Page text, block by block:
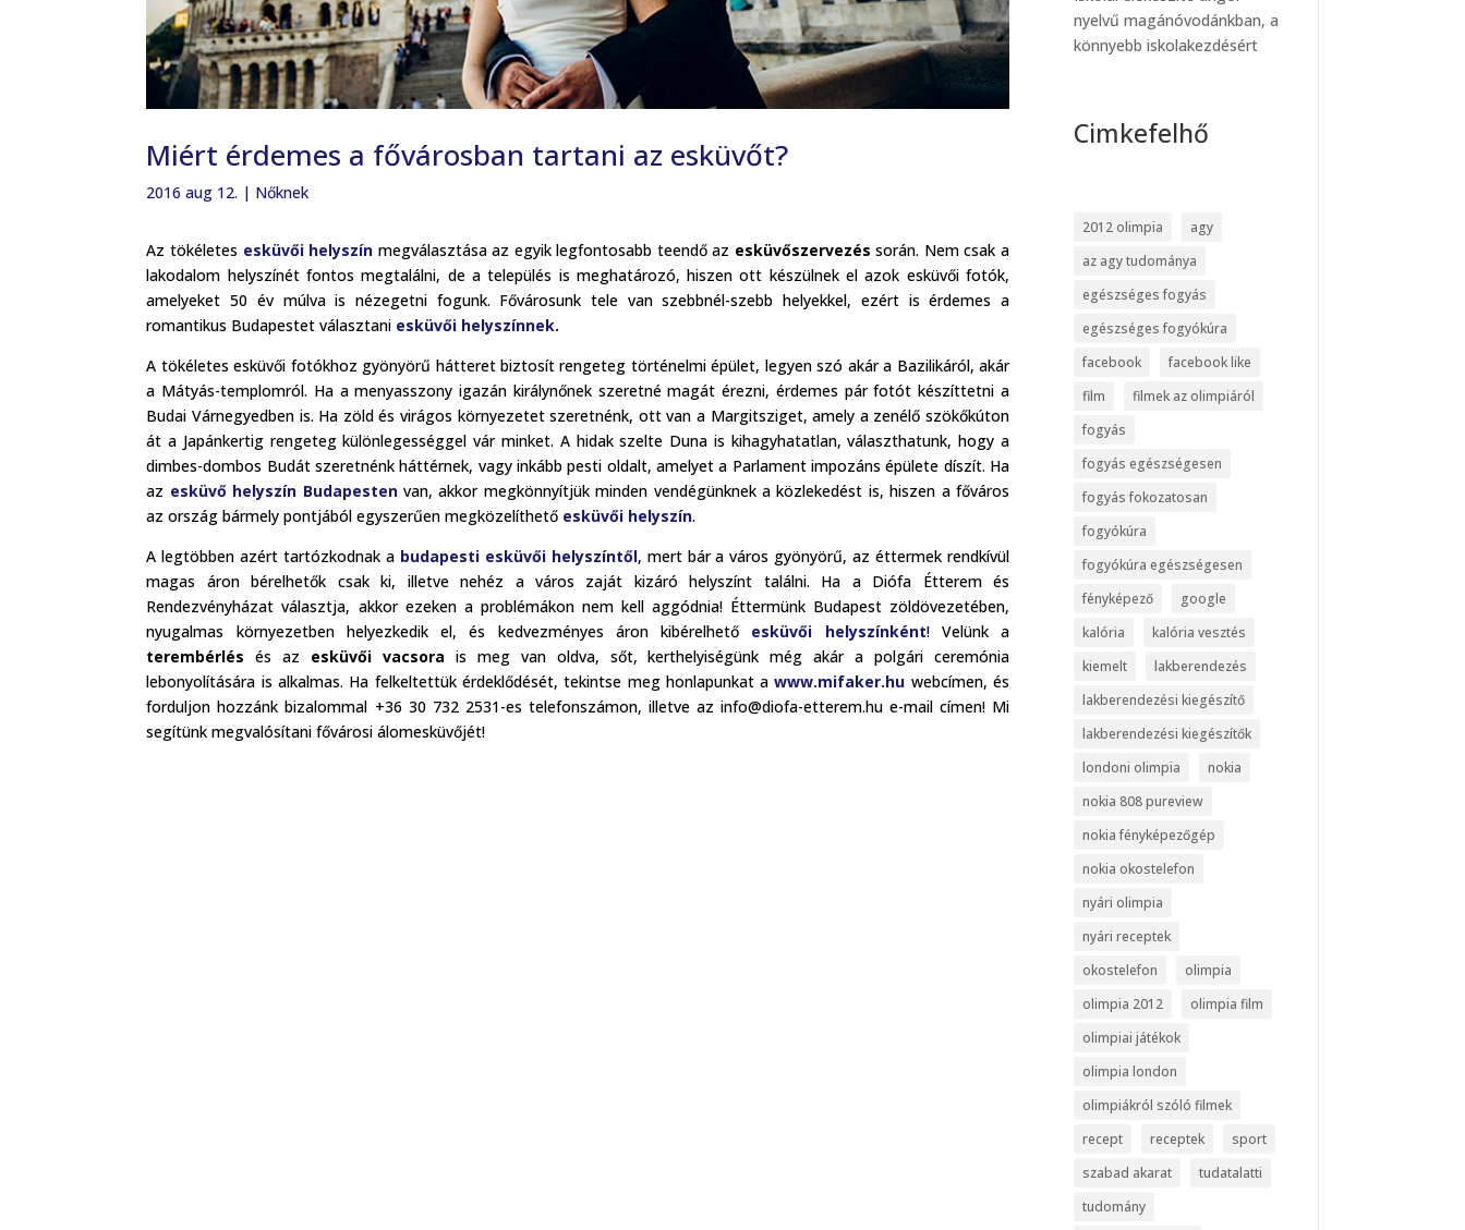
Miért érdemes a fővárosban tartani az esküvőt?
2016 aug 12. | Nőknek
Az tökéletes esküvői helyszín megválasztása az egyik legfontosabb teendő az esküvőszervezéssorán. Nem csak a
lakodalom helyszínét fontos megtalálni, de a település is meghatározó, hiszen ott készülnek el azok esküvői fotók,
amelyeket 50 év múlva is nézegetni fogunk. Fővárosunk tele van szebbnél-szebb helyekkel, ezért is érdemes a
romantikus Budapestet választani esküvői helyszínnek.
A tökéletes esküvői fotókhoz gyönyörű hátteret biztosít rengeteg történelmi épület, legyen szó akár a Bazilikáról, akár
a Mátyás-templomról. Ha a menyasszony igazán királynőnek szeretné magát érezni, érdemes pár fotót készíttetni a
Budai Várnegyedben is. Ha zöld és virágos környezetet szeretnénk, ott van a Margitsziget, amely a zenélő szökőkúton
át a Japánkertig rengeteg különlegességgel vár minket. A hidak szelte Duna is kihagyhatatlan, választhatunk, hogy a
dimbes-dombos Budát szeretnénk háttérnek, vagy inkább pesti oldalt, amelyet a Parlament impozáns épülete díszít. Ha
az esküvő helyszín Budapestenvan, akkor megkönnyítjük minden vendégünknek a közlekedést is, hiszen a főváros
az ország bármely pontjából egyszerűen megközelíthető esküvői helyszín.
A legtöbben azért tartózkodnak a budapesti esküvői helyszíntől, mert bár a város gyönyörű, az éttermek rendkívül
magas áron bérelhetők csak ki, illetve nehéz a város zaját kizáró helyszínt találni. Ha a Diófa Étterem és
Rendezvényházat választja, akkor ezeken a problémákon nem kell aggódnia! Éttermünk Budapest zöldövezetében,
nyugalmas környezetben helyezkedik el, és kedvezményes áron kibérelhető esküvői helyszínként! Velünk a
terembérlés és az esküvői vacsora is meg van oldva, sőt, kerthelyiségünk még akár a polgári ceremónia
lebonyolítására is alkalmas. Ha felkeltettük érdeklődését, tekintse meg honlapunkat awww.mifaker.hu webcímen, és
forduljon hozzánk bizalommal +36 30 732 2531-es telefonszámon, illetve az info@diofa-etterem.hu e-mail címen! Mi
segítünk megvalósítani fővárosi álomesküvőjét!
nyelvű magánóvodánkban, a
könnyebb iskolakezdésért
Cimkefelhő
2012 olimpia
agy
az agy tudománya
egészséges fogyás
egészséges fogyókúra
facebook
facebook like
film
filmek az olimpiáról
fogyás
fogyás egészségesen
fogyás fokozatosan
fogyókúra
fogyókúra egészségesen
fényképező
google
kalória
kalória vesztés
kiemelt
lakberendezés
lakberendezési kiegészítő
lakberendezési kiegészítők
londoni olimpia
nokia
nokia 808 pureview
nokia fényképezőgép
nokia okostelefon
nyári olimpia
nyári receptek
okostelefon
olimpia
olimpia 2012
olimpia film
olimpiai játékok
olimpia london
olimpiákról szóló filmek
recept
receptek
sport
szabad akarat
tudatalatti
tudomány